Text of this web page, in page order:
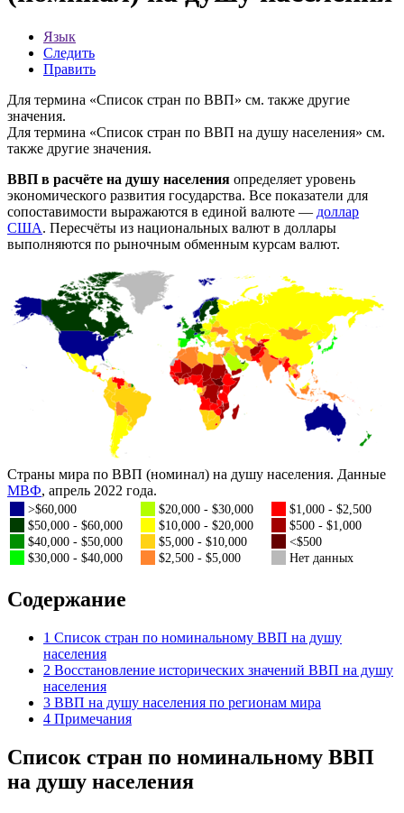
Язык
Следить
Править
Для термина «Список стран по ВВП» см. также другие
значения.
Для термина «Список стран по ВВП на душу населения» см.
также другие значения.
ВВП в расчёте на душу населения определяет уровень
экономического развития государства. Все показатели для
сопоставимости выражаются в единой валюте — доллар
США. Пересчёты из национальных валют в доллары
выполняются по рыночным обменным курсам валют.
Страны мира по ВВП (номинал) на душу населения. Данные
МВФ, апрель 2022 года.
>$60,000
$50,000 - $60,000
$40,000 - $50,000
$30,000 - $40,000
$20,000 - $30,000
$10,000 - $20,000
$5,000 - $10,000
$2,500 - $5,000
$1,000 - $2,500
$500 - $1,000
<$500
Нет данных
Содержание
1 Список стран по номинальному ВВП на душу
населения
2 Восстановление исторических значений ВВП на душу
населения
3 ВВП на душу населения по регионам мира
4 Примечания
Список стран по номинальному ВВП
на душу населения